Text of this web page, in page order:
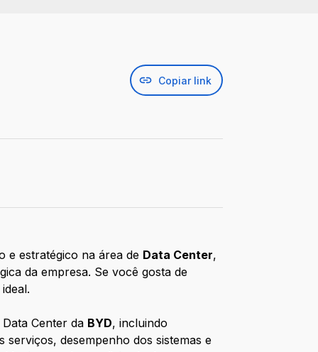
Copiar link
e estratégico na área de Data Center,
da empresa. Se você gosta de
Center da BYD, incluindo
desempenho dos sistemas e